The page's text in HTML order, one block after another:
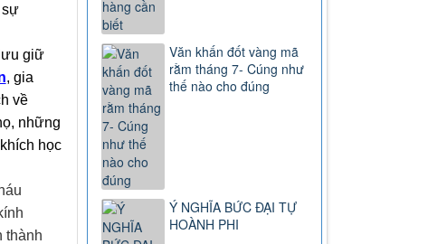
giữ
, gia
về
ọ, những
khích học
thành
Văn khấn đốt vàng mã
rằm tháng 7- Cúng như
thế nào cho đúng
Ý NGHĨA BỨC ĐẠI TỰ
HOÀNH PHI